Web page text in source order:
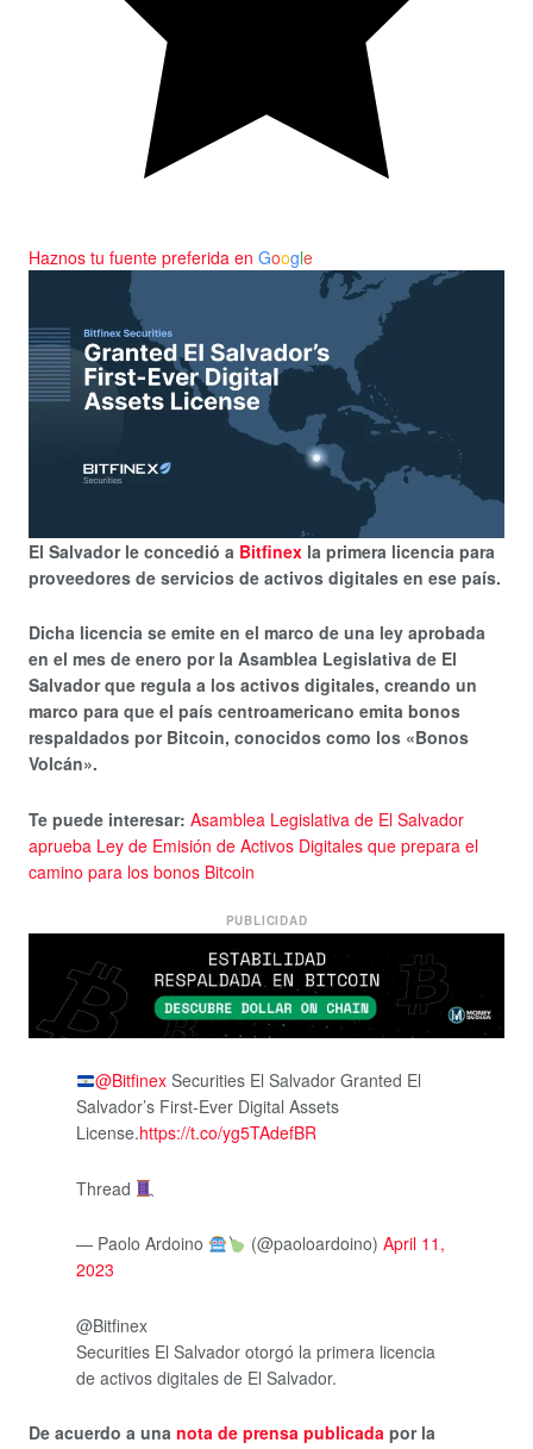
Haznos tu fuente preferida en Google
El Salvador le concedió a Bitfinex la primera licencia para
proveedores de servicios de activos digitales en ese país.
Dicha licencia se emite en el marco de una ley aprobada
en el mes de enero por la Asamblea Legislativa de El
Salvador que regula a los activos digitales, creando un
marco para que el país centroamericano emita bonos
respaldados por Bitcoin, conocidos como los «Bonos
Volcán».
Te puede interesar: Asamblea Legislativa de El Salvador
aprueba Ley de Emisión de Activos Digitales que prepara el
camino para los bonos Bitcoin
PUBLICIDAD
@BitfinexSecurities El Salvador Granted El
Salvador’s First-Ever Digital Assets
License.https://t.co/yg5TAdefBR
Thread
— Paolo Ardoino (@paoloardoino) April 11,
2023
@Bitfinex
Securities El Salvador otorgó la primera licencia
de activos digitales de El Salvador.
De acuerdo a una nota de prensa publicada por la